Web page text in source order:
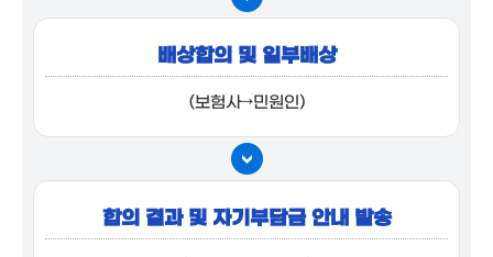
배상합의 및 일부배상
(보험사→민원인)
합의 결과 및 자기부담금 안내 발송